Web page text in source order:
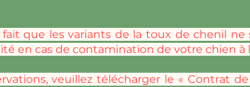
que les variants de la toux de chenil
en cas de contamination de votre chien à
veuillez télécharger le « Contrat